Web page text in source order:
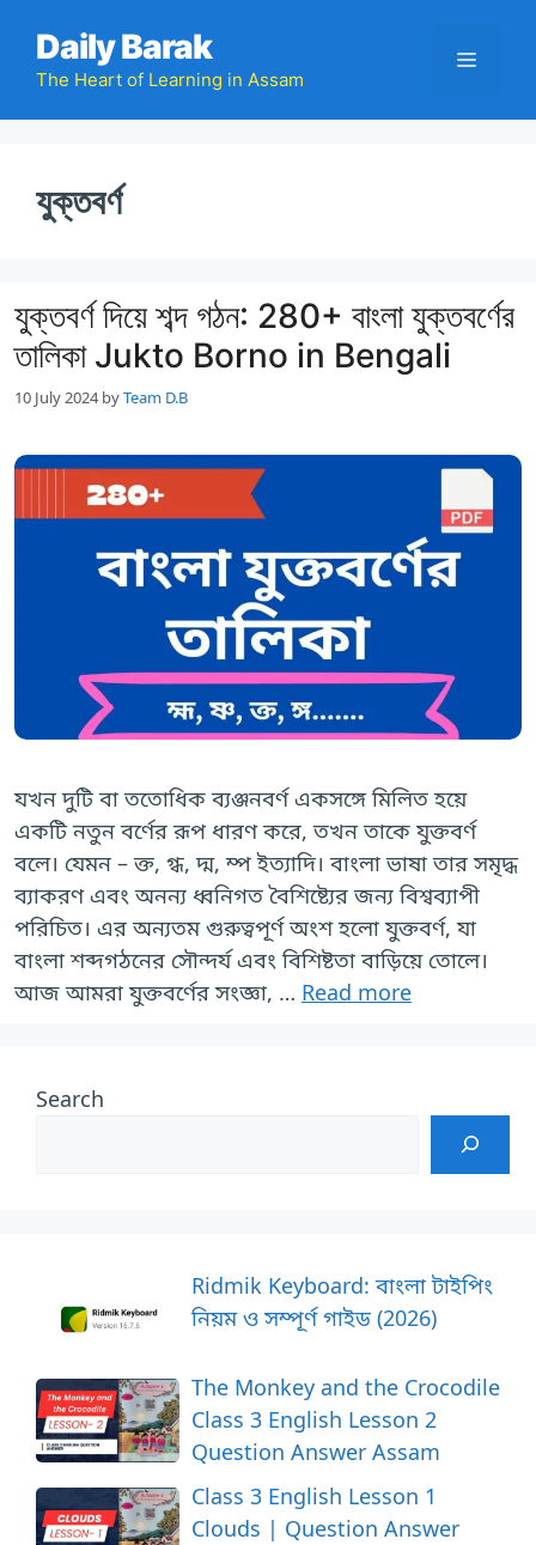
content
Daily Barak
The Heart of Learning in Assam
Menu
যুক্তবর্ণ
যুক্তবর্ণ দিয়ে শব্দ গঠন: 280+ বাংলা যুক্তবর্ণের
তালিকা Jukto Borno in Bengali
10 July 2024 byTeam D.B
যখন দুটি বা ততোধিক ব্যঞ্জনবর্ণ একসঙ্গে মিলিত হয়ে
একটি নতুন বর্ণের রূপ ধারণ করে, তখন তাকে যুক্তবর্ণ
বলে। যেমন – ক্ত, গ্ধ, দ্ম, ম্প ইত্যাদি। বাংলা ভাষা তার সমৃদ্ধ
ব্যাকরণ এবং অনন্য ধ্বনিগত বৈশিষ্ট্যের জন্য বিশ্বব্যাপী
পরিচিত। এর অন্যতম গুরুত্বপূর্ণ অংশ হলো যুক্তবর্ণ, যা
বাংলা শব্দগঠনের সৌন্দর্য এবং বিশিষ্টতা বাড়িয়ে তোলে।
আজ আমরা যুক্তবর্ণের সংজ্ঞা, … Read more
Search
Ridmik Keyboard: বাংলা টাইপিং
নিয়ম ও সম্পূর্ণ গাইড (2026)
The Monkey and the Crocodile
Class 3 English Lesson 2
Question Answer Assam
Class 3 English Lesson 1
Clouds | Question Answer